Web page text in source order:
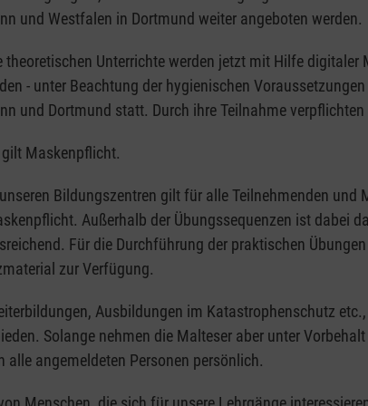
und Westfalen in Dortmund weiter angeboten werden.
theoretischen Unterrichte werden jetzt mit Hilfe
- unter Beachtung der hygienischen
und Dortmund statt. Durch ihre Teilnahme
gilt Maskenpflicht.
Bildungszentren gilt für alle Teilnehmenden und
Außerhalb der Übungssequenzen ist dabei
Für die Durchführung der praktischen
zur Verfügung.
Ausbildungen im Katastrophenschutz
Solange nehmen die Malteser aber unter
angemeldeten Personen persönlich.